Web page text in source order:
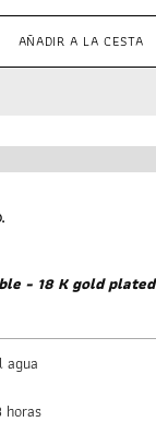
AÑADIR A LA CESTA
- 18 K gold plated
agua